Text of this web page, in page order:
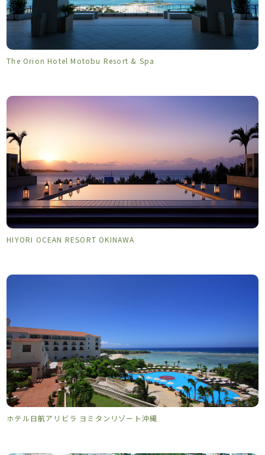
The Orion Hotel Motobu Resort & Spa
HIYORI OCEAN RESORT OKINAWA
ホテル日航アリビラ ヨミタンリゾート沖縄